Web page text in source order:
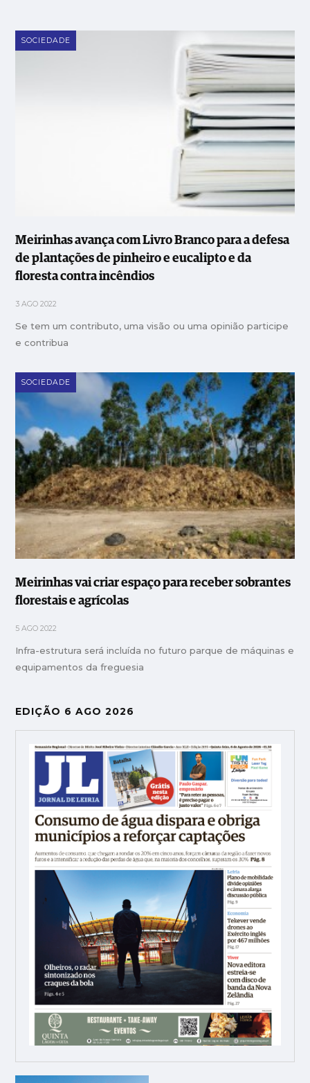
SOCIEDADE
Meirinhas avança com Livro Branco para a defesa
de plantações de pinheiro e eucalipto e da
floresta contra incêndios
3 AGO 2022
Se tem um contributo, uma visão ou uma opinião participe
e contribua
SOCIEDADE
Meirinhas vai criar espaço para receber sobrantes
florestais e agrícolas
5 AGO 2022
Infra-estrutura será incluída no futuro parque de máquinas e
equipamentos da freguesia
EDIÇÃO 6 AGO 2026